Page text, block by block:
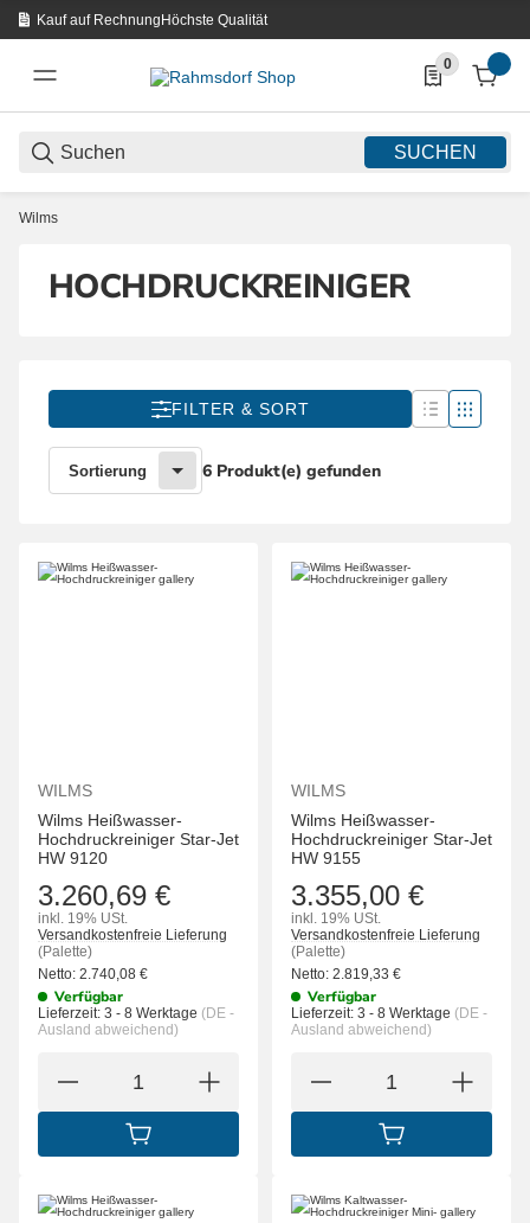
Kauf auf RechnungHöchste Qualität
SUCHEN
0
0 Produkte in
Wilms
HOCHDRUCKREINIGER
FILTER & SORT
Sortierung 6 Produkt(e) gefunden
WILMS
Wilms Heißwasser-
Hochdruckreiniger Star-Jet
HW 9120
3.260,69 €
inkl. 19% USt.
Versandkostenfreie Lieferung
(Palette)
Netto: 2.740,08 €
Verfügbar
Lieferzeit: 3 - 8 Werktage (DE -
Ausland abweichend)
IN DEN WARENKORB
WILMS
Wilms Heißwasser-
Hochdruckreiniger Star-Jet
HW 9155
3.355,00 €
inkl. 19% USt.
Versandkostenfreie Lieferung
(Palette)
Netto: 2.819,33 €
Verfügbar
Lieferzeit: 3 - 8 Werktage (DE -
Ausland abweichend)
IN DEN